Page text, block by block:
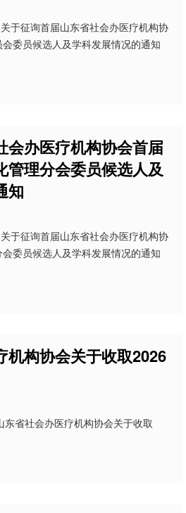
于征询首届山东省社会办医疗机构协
委员候选人及学科发展情况的通知
会办医疗机构协会首届
管理分会委员候选人及
知
于征询首届山东省社会办医疗机构协
委员候选人及学科发展情况的通知
机构协会关于收取2026
省社会办医疗机构协会关于收取